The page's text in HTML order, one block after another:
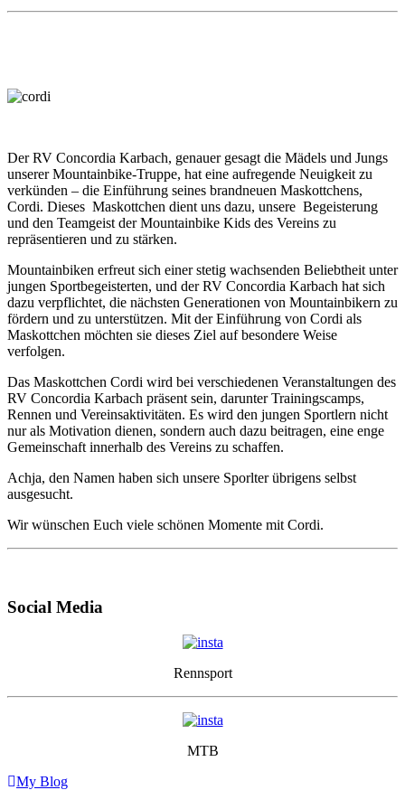
Der RV Concordia Karbach, genauer gesagt die Mädels und Jungs
unserer Mountainbike-Truppe, hat eine aufregende Neuigkeit zu
verkünden – die Einführung seines brandneuen Maskottchens,
Cordi. Dieses Maskottchen dient uns dazu, unsere Begeisterung
und den Teamgeist der Mountainbike Kids des Vereins zu
repräsentieren und zu stärken.
Mountainbiken erfreut sich einer stetig wachsenden Beliebtheit unter
jungen Sportbegeisterten, und der RV Concordia Karbach hat sich
dazu verpflichtet, die nächsten Generationen von Mountainbikern zu
fördern und zu unterstützen. Mit der Einführung von Cordi als
Maskottchen möchten sie dieses Ziel auf besondere Weise
verfolgen.
Das Maskottchen Cordi wird bei verschiedenen Veranstaltungen des
RV Concordia Karbach präsent sein, darunter Trainingscamps,
Rennen und Vereinsaktivitäten. Es wird den jungen Sportlern nicht
nur als Motivation dienen, sondern auch dazu beitragen, eine enge
Gemeinschaft innerhalb des Vereins zu schaffen.
Achja, den Namen haben sich unsere Sporlter übrigens selbst
ausgesucht.
Wir wünschen Euch viele schönen Momente mit Cordi.
Social Media
Rennsport
MTB
My Blog